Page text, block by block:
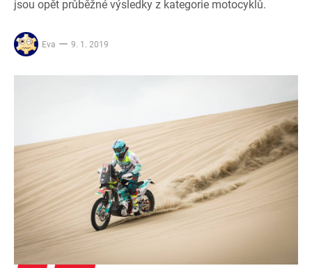
jsou opět průběžné výsledky z kategorie motocyklů.
Eva 9. 1. 2019